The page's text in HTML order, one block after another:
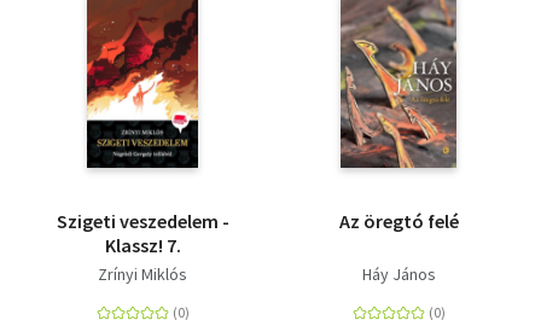
Szigeti veszedelem -
Klassz! 7.
Zrínyi Miklós
Az öregtó felé
Háy János